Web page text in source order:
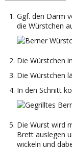
Ggf. den Darm
die Würstchen
Die Würstchen
Die Würstchen
In den Schnitt
Die Wurst wird
Brett auslegen
wickeln und